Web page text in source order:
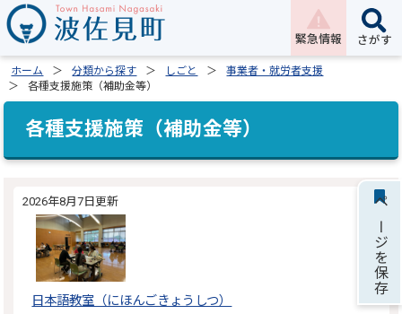
緊急情報 さがす
ホーム 分類から探す しごと
事業者・就労者支援
各種支援施策（補助金等）
各種支援施策（補助金等）
2026年8月7日更新
日本語教室（にほんごきょうしつ）
ページを保存